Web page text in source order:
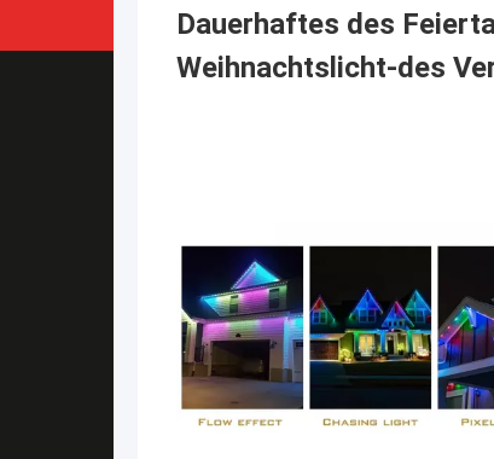
Dauerhaftes des
Weihnachtslicht-des